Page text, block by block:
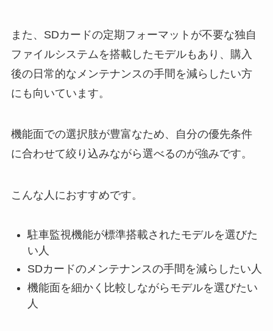
また、SDカードの定期フォーマットが不要な独自
ファイルシステムを搭載したモデルもあり、購入
後の日常的なメンテナンスの手間を減らしたい方
にも向いています。
機能面での選択肢が豊富なため、自分の優先条件
に合わせて絞り込みながら選べるのが強みです。
こんな人におすすめです。
駐車監視機能が標準搭載されたモデルを選びた
い人
SDカードのメンテナンスの手間を減らしたい人
機能面を細かく比較しながらモデルを選びたい
人